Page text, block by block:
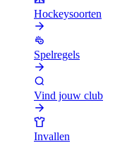
Hockeysoorten
Spelregels
Vind jouw club
Invallen